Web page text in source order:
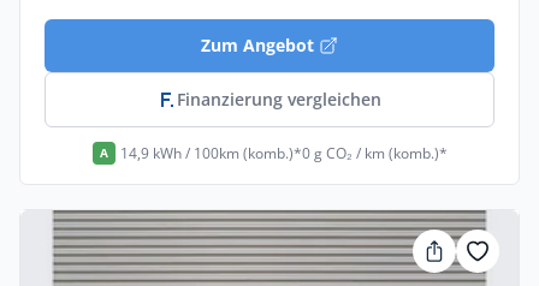
Zum Angebot
Finanzierung vergleichen
A 14,9 kWh / 100km (komb.)*0 g CO₂ / km (komb.)*